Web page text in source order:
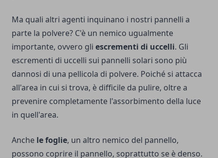
Ma quali altri agenti inquinano i nostri pannelli a
parte la polvere? C'è un nemico ugualmente
importante, ovvero gli escrementi di uccelli. Gli
escrementi di uccelli sui pannelli solari sono più
dannosi di una pellicola di polvere. Poiché si attacca
all'area in cui si trova, è difficile da pulire, oltre a
prevenire completamente l'assorbimento della luce
in quell'area.
Anche le foglie, un altro nemico del pannello,
possono coprire il pannello, soprattutto se è denso.